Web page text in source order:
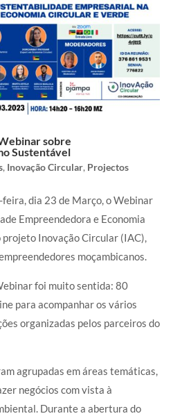
sobre
Sustentável
, Inovação Circular, Projectos
dia 23 de Março, o Webinar
Empreendedora e Economia
projeto Inovação Circular (IAC),
moçambicanos.
foi muito sentida: 80
para acompanhar os vários
organizadas pelos parceiros do
agrupadas em áreas temáticas,
negócios com vista à
Durante a abertura do